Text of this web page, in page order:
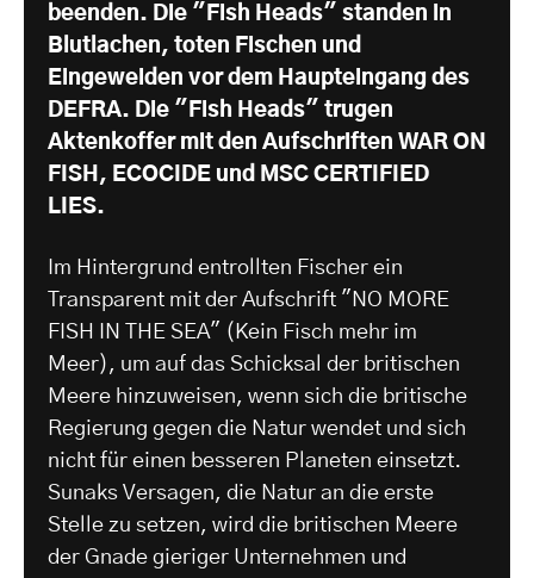
beenden. Die "Fish Heads" standen in
Blutlachen, toten Fischen und
Eingeweiden vor dem Haupteingang des
DEFRA. Die "Fish Heads" trugen
Aktenkoffer mit den Aufschriften WAR ON
FISH, ECOCIDE und MSC CERTIFIED
LIES.
Im Hintergrund entrollten Fischer ein
Transparent mit der Aufschrift "NO MORE
FISH IN THE SEA" (Kein Fisch mehr im
Meer), um auf das Schicksal der britischen
Meere hinzuweisen, wenn sich die britische
Regierung gegen die Natur wendet und sich
nicht für einen besseren Planeten einsetzt.
Sunaks Versagen, die Natur an die erste
Stelle zu setzen, wird die britischen Meere
der Gnade gieriger Unternehmen und